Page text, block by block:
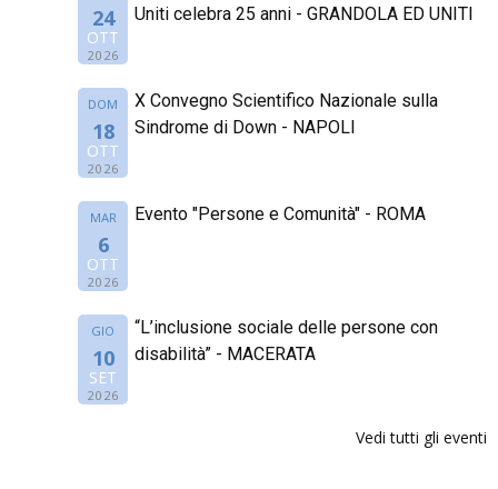
24
OTT
2026
Uniti celebra 25 anni - GRANDOLA ED UNITI
DOM
18
OTT
2026
X Convegno Scientifico Nazionale sulla
Sindrome di Down - NAPOLI
MAR
6
OTT
2026
Evento "Persone e Comunità" - ROMA
GIO
10
SET
2026
“L’inclusione sociale delle persone con
disabilità” - MACERATA
Vedi tutti gli eventi